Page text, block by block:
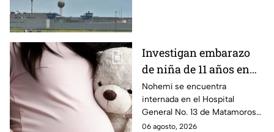
Investigan embarazo
de niña de 11 años en
Matamoros,
Tamaulipas; ¿qué pasó
con Nohemí?
Nohemí se encuentra
internada en el Hospital
General No. 13 de Matamoros
tras complicaciones por un
06 agosto, 2026